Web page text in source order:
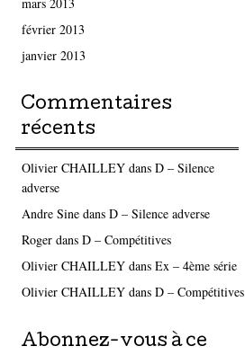
février 2013
janvier 2013
Commentaires
récents
Olivier CHAILLEYdans D – Silence
adverse
Andre Sinedans D – Silence adverse
Rogerdans D – Compétitives
Olivier CHAILLEYdans Ex – 4ème série
Olivier CHAILLEYdans D – Compétitives
Abonnez-vous à ce